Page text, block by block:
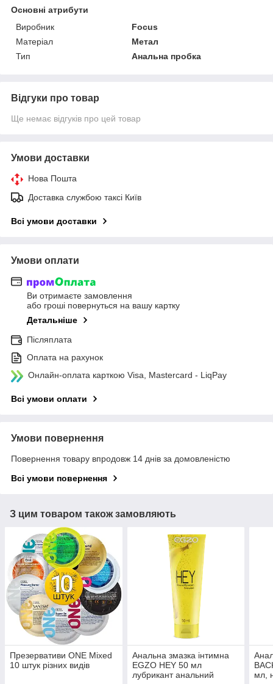
Основні атрибути
Виробник
Focus
Матеріал
Метал
Тип
Анальна пробка
Відгуки про товар
Ще немає відгуків про цей товар
Умови доставки
Нова Пошта
Доставка службою таксі Київ
Всі умови доставки
Умови оплати
Ви отримаєте замовлення
або гроші повернуться на вашу картку
Детальніше
Післяплата
Оплата на рахунок
Онлайн-оплата карткою Visa, Mastercard - LiqPay
Всі умови оплати
Умови повернення
Повернення товару впродовж 14 днів за домовленістю
Всі умови повернення
З цим товаром також замовляють
Презервативи ONE Mixed
10 штук різних видів
Анальна змазка інтимна
EGZO HEY 50 мл
лубрикант анальний
мл,